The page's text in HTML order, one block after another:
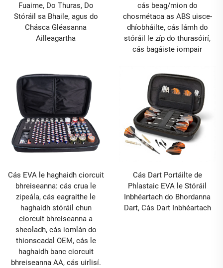
Fuaime, Do Thuras, Do
Stóráil sa Bhaile, agus do
Chásca Gléasanna
Ailleagartha
cás beag/mion do
chosmétaca as ABS uisce-
dhíobháilte, cás lámh do
stóráil le zíp do thurasóirí,
cás bagáiste iompair
Cás EVA le haghaidh ciorcuit
bhreiseanna: cás crua le
zipeála, cás eagraithe le
haghaidh stóráil chun
ciorcuit bhreiseanna a
sheoladh, cás iomlán do
thionscadal OEM, cás le
haghaidh banc ciorcuit
bhreiseanna AA, cás uirlisí.
Cás Dart Portáilte de
Phlastaic EVA le Stóráil
Inbhéartach do Bhordanna
Dart, Cás Dart Inbhéartach